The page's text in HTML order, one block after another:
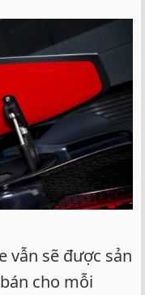
vẫn sẽ được sản
cho mỗi